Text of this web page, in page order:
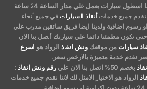
والمعدات ولدينا اسطول سيارات يعمل علي مدار الساعة 24 ساعة
نقدم جميع خدمات أنقاذ السيارات في جميع أنحاء
او رسوم اضافية ولدينا ايضا فريق سائقين مدرب علي
تكون مطمئنا دائما علي سيارتك أتصل بنا الان
سيارات من موقعك ونش انقاذ الرواد هو اسرع
نقدم خدمة متميزة بالارخص سعر.
بخصم 50% اتصل بنا الان علي رقم ونش انقاذ :
الرواد هو الاختيار الامثل لك لاننا نقدم جميع خدمات